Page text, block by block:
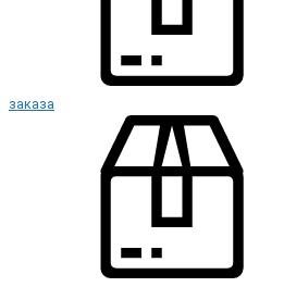
заказа